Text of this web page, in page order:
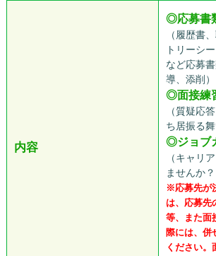
内容
◎応募書
（履歴書
トリーシ
など応募
導、添削）
◎面接練
（質疑応
ち居振る舞
◎ジョブ
（キャリ
ませんか？
※応募先が
は、応募先
等、また面
際には、併
ください。